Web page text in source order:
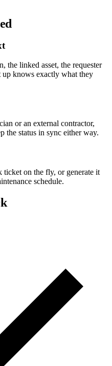
the linked asset, the requester
up knows exactly what they
or an external contractor,
the status in sync either way.
ticket on the fly, or generate it
schedule.